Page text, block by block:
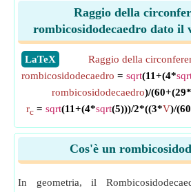
Raggio della
rombicosidodecaedro dato il
​LaTeX
Raggio della
rombicosidodecaedro = sqrt(11+(4*
rombicosidodecaedro)/(60+(29*
rc = sqrt(11+(4*sqrt(5)))/2*((3*V)/
Cos'è un
In geometria, il